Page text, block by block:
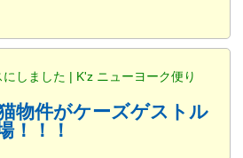
しました | K'z ニューヨーク便り
物件がケーズゲストル
！！！